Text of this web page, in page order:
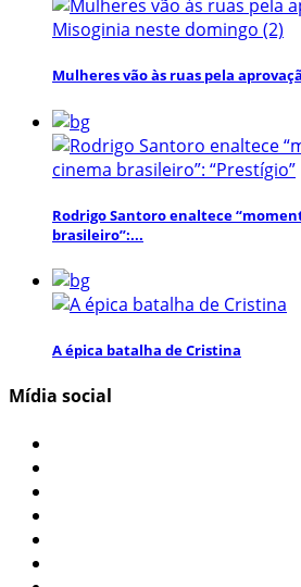
Mulheres vão às ruas pela
Rodrigo Santoro enaltece
brasileiro”:...
A épica batalha de Cristina
Mídia social